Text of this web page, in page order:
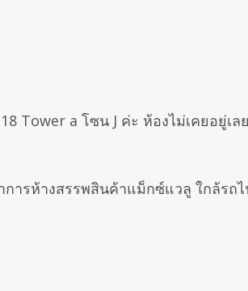
Tower a โซน J ค่ะ ห้องไม่เคยอยู่
รห้างสรรพสินค้าแม็กซ์แวลู ใกล้รถ